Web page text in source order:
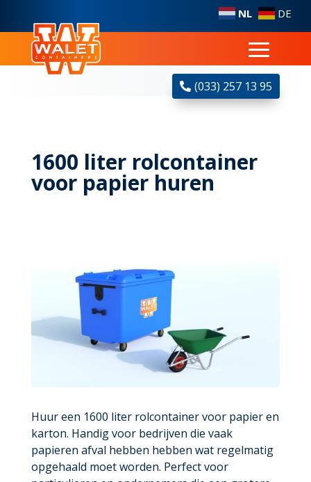
NL DE
(033) 257 13 95
1600 liter rolcontainer
voor papier huren
Huur een 1600 liter rolcontainer voor papier en
karton. Handig voor bedrijven die vaak
papieren afval hebben hebben wat regelmatig
opgehaald moet worden. Perfect voor